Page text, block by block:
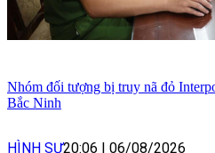
Nhóm đối tượng bị truy nã đỏ
Bắc Ninh
HÌNH SỰ20:06 06/08/2026